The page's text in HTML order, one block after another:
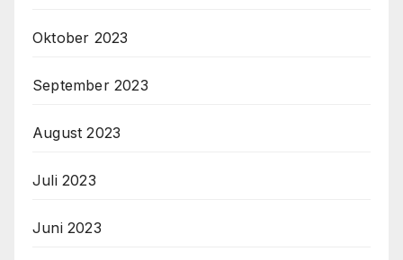
Oktober 2023
September 2023
August 2023
Juli 2023
Juni 2023